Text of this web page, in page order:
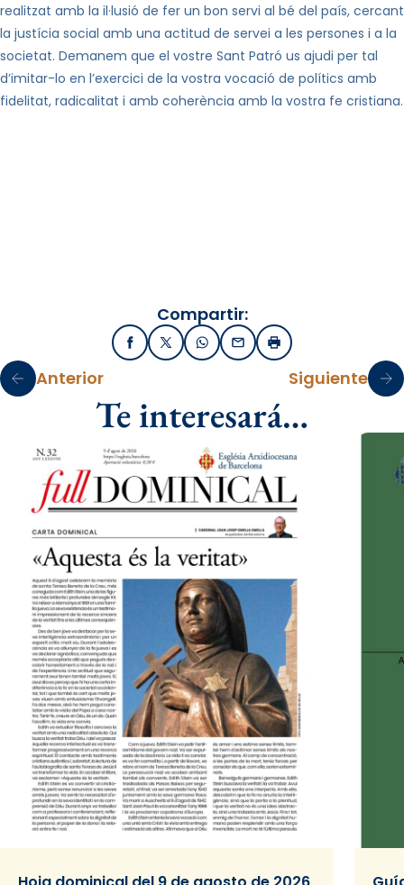
realitzat amb la il·lusió de fer un bon servi al bé del país, cercant
la justícia social amb una actitud de servei a les persones i a la
societat. Demanem que el vostre Sant Patró us ajudi per tal
d’imitar-lo en l’exercici de la vostra vocació de polítics amb
fidelitat, radicalitat i amb coherència amb la vostra fe cristiana.
Compartir:
FacebookX / TwitterWhatsApp
EmailImprimir
Anterior Siguiente
Te interesará…